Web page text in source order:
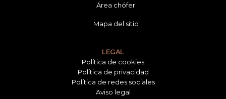
Área chófer
Mapa del sitio
LEGAL
Política de cookies
Política de privacidad
Política de redes sociales
Aviso legal